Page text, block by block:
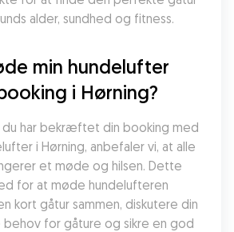
alder, sundhed og fitness.
min hundelufter
i Hørning?
du har bekræftet din booking med
i Hørning, anbefaler vi, at alle
et møde og hilsen. Dette
for at møde hundelufteren
kort gåtur sammen, diskutere din
behov for gåture og sikre en god